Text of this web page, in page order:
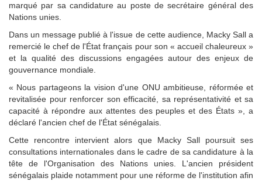
marqué par sa candidature au poste de secrétaire général des
Nations unies.
Dans un message publié à l'issue de cette audience, Macky Sall a
remercié le chef de l'État français pour son « accueil chaleureux »
et la qualité des discussions engagées autour des enjeux de
gouvernance mondiale.
« Nous partageons la vision d'une ONU ambitieuse, réformée et
revitalisée pour renforcer son efficacité, sa représentativité et sa
capacité à répondre aux attentes des peuples et des États », a
déclaré l'ancien chef de l'État sénégalais.
Cette rencontre intervient alors que Macky Sall poursuit ses
consultations internationales dans le cadre de sa candidature à la
tête de l'Organisation des Nations unies. L'ancien président
sénégalais plaide notamment pour une réforme de l'institution afin